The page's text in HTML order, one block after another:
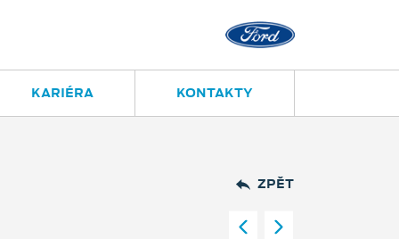
KARIÉRA KONTAKTY
ZPĚT